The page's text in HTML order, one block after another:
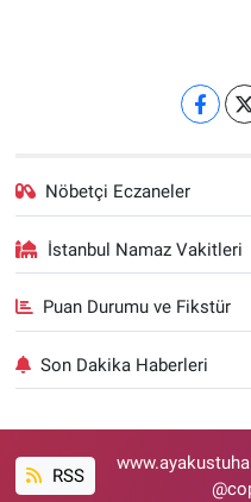
Nöbetçi Eczaneler
İstanbul Namaz Vakitleri
Puan Durumu ve Fikstür
Son Dakika Haberleri
RSS